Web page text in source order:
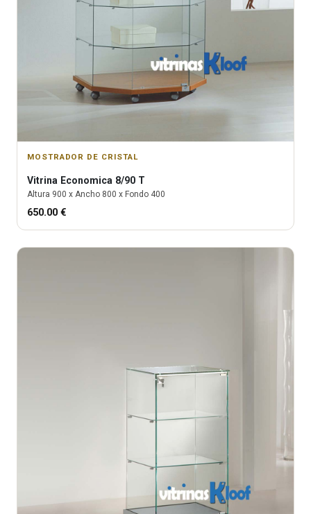
MOSTRADOR DE CRISTAL
Vitrina Economica 8/90 T
Altura 900 x Ancho 800 x Fondo 400
650.00 €